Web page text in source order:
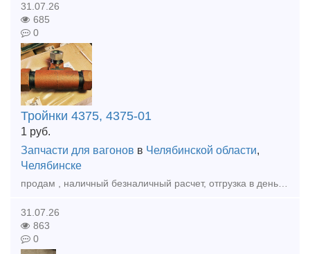
31.07.26
685
0
Тройнки 4375, 4375-01
1 руб.
Запчасти для вагонов в Челябинской области,
Челябинске
продам , наличный безналичный расчет, отгрузка в день оплаты , доставка любой транспортной по РФ и КЗ, Тройник 4375, 4375-01 а так же другеи запчасти в наличии и под заказ Наши контакты: тел.:
31.07.26
863
0